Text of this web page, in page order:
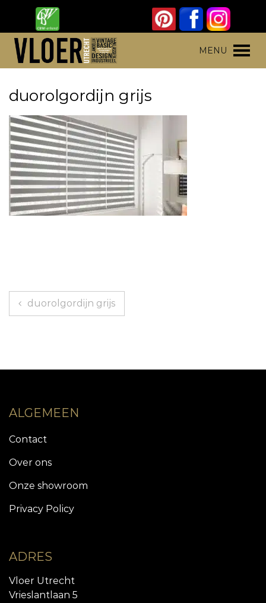
content
MENU
duorolgordijn grijs
Berichtnavigatie
duorolgordijn grijs
ALGEMEEN
Contact
Over ons
Onze showroom
Privacy Policy
ADRES
Vloer Utrecht
Vrieslantlaan 5